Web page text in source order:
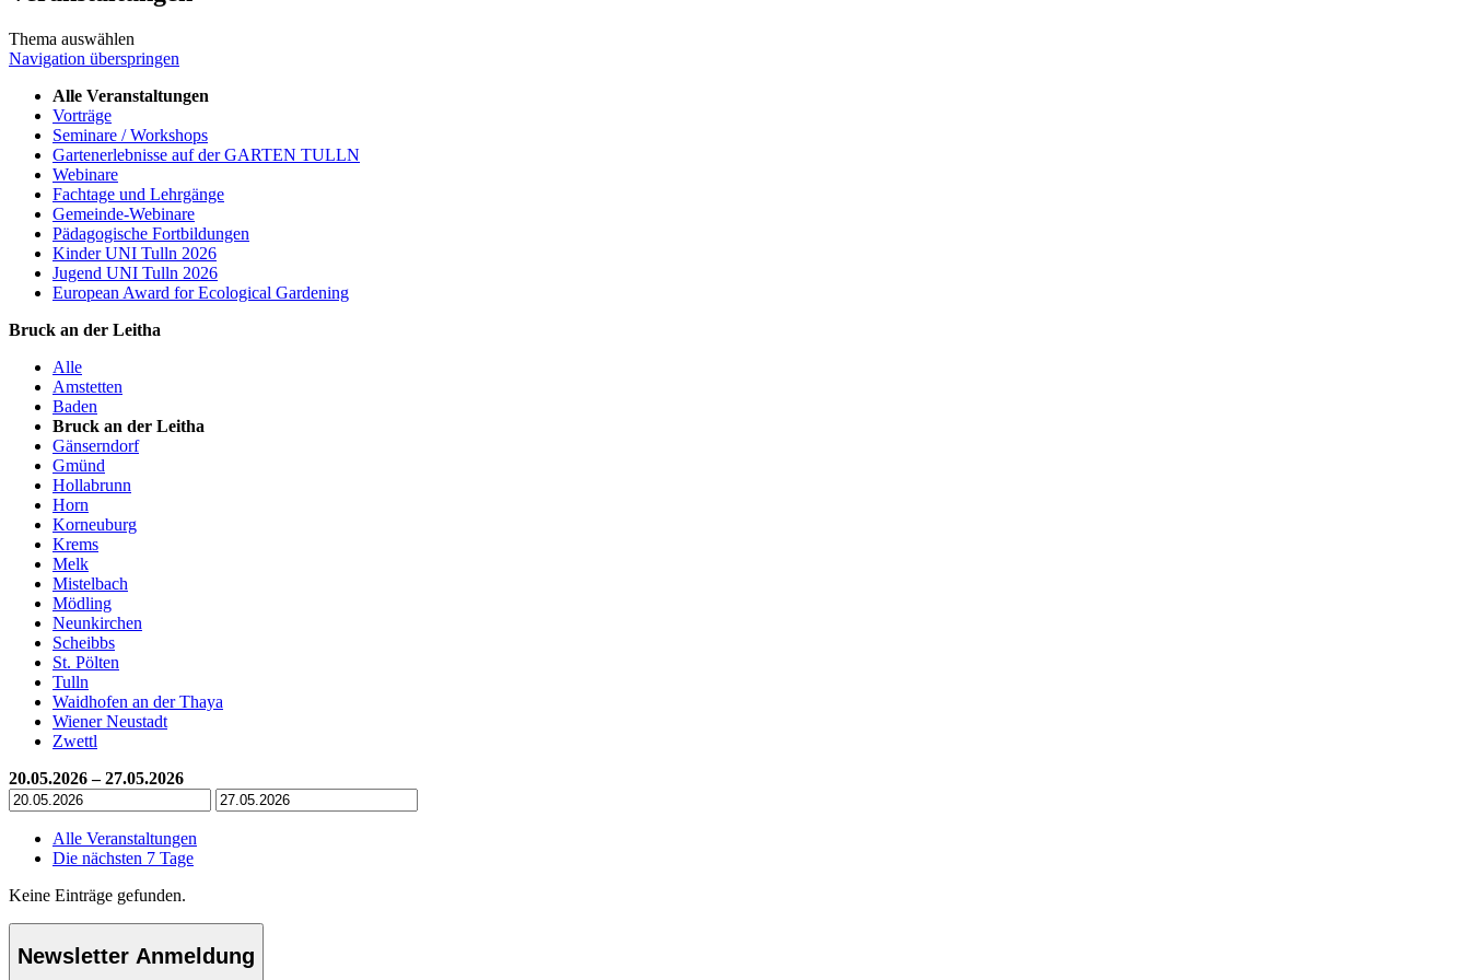
Thema auswählen
Navigation überspringen
Alle Veranstaltungen
Vorträge
Seminare / Workshops
Gartenerlebnisse auf der GARTEN TULLN
Webinare
Fachtage und Lehrgänge
Gemeinde-Webinare
Pädagogische Fortbildungen
Kinder UNI Tulln 2026
Jugend UNI Tulln 2026
European Award for Ecological Gardening
Bruck an der Leitha
Alle
Amstetten
Baden
Bruck an der Leitha
Gänserndorf
Gmünd
Hollabrunn
Horn
Korneuburg
Krems
Melk
Mistelbach
Mödling
Neunkirchen
Scheibbs
St. Pölten
Tulln
Waidhofen an der Thaya
Wiener Neustadt
Zwettl
20.05.2026 – 27.05.2026
Alle Veranstaltungen
Die nächsten 7 Tage
Keine Einträge gefunden.
Newsletter Anmeldung